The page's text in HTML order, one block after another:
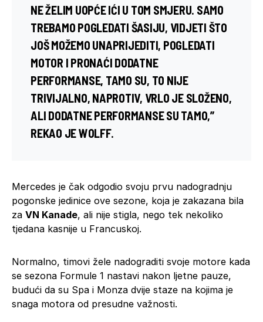
NE ŽELIM UOPĆE IĆI U TOM SMJERU. SAMO
TREBAMO POGLEDATI ŠASIJU, VIDJETI ŠTO
JOŠ MOŽEMO UNAPRIJEDITI, POGLEDATI
MOTOR I PRONAĆI DODATNE
PERFORMANSE, TAMO SU, TO NIJE
TRIVIJALNO, NAPROTIV, VRLO JE SLOŽENO,
ALI DODATNE PERFORMANSE SU TAMO,”
REKAO JE WOLFF.
Mercedes je čak odgodio svoju prvu nadogradnju
pogonske jedinice ove sezone, koja je zakazana bila
za VN Kanade, ali nije stigla, nego tek nekoliko
tjedana kasnije u Francuskoj.
Normalno, timovi žele nadograditi svoje motore kada
se sezona Formule 1 nastavi nakon ljetne pauze,
budući da su Spa i Monza dvije staze na kojima je
snaga motora od presudne važnosti.